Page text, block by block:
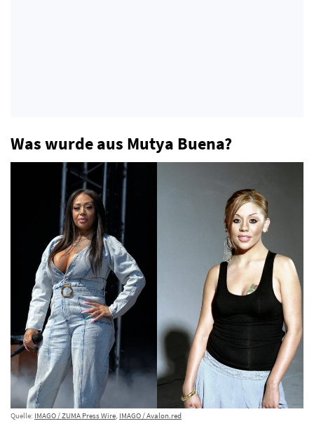
Was wurde aus Mutya Buena?
Quelle: IMAGO / ZUMA Press Wire, IMAGO / Avalon.red